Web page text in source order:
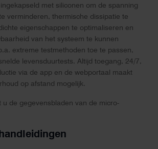
met siliconen om de spanning
verminderen, thermische dissipatie te
eigenschappen te optimaliseren en
van het systeem te kunnen
extreme testmethoden toe te passen,
levensduurtests. Altijd toegang, 24/7,
via de app en de webportaal maakt
op afstand mogelijk.
u de gegevensbladen van de micro-